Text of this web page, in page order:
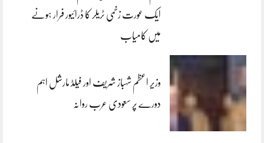
ایک عورت زخمی ٹریلر کا ڈرائیور فرار ہونے
میں کامیاب
وزیر اعظم شہباز شریف اور فیلڈ مارشل اہم
دورے پر سعودی عرب روانہ